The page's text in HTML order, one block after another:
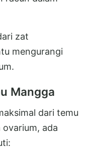
zat
mengurangi
Mangga
dari temu
ada